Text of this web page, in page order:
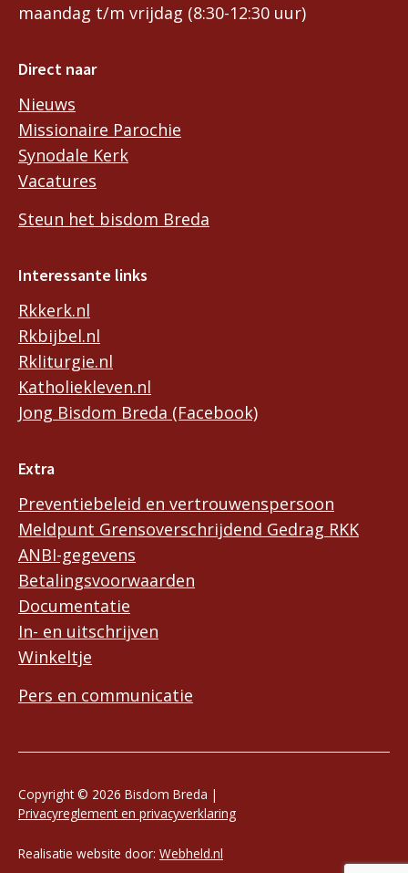
maandag t/m vrijdag (8:30-12:30 uur)
Direct naar
Nieuws
Missionaire Parochie
Synodale Kerk
Vacatures
Steun het bisdom Breda
Interessante links
Rkkerk.nl
Rkbijbel.nl
Rkliturgie.nl
Katholiekleven.nl
Jong Bisdom Breda (Facebook)
Extra
Preventiebeleid en vertrouwenspersoon
Meldpunt Grensoverschrijdend Gedrag RKK
ANBI-gegevens
Betalingsvoorwaarden
Documentatie
In- en uitschrijven
Winkeltje
Pers en communicatie
Copyright © 2026 Bisdom Breda |
Privacyreglement en privacyverklaring
Realisatie website door: Webheld.nl